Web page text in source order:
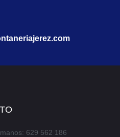
629 562 186